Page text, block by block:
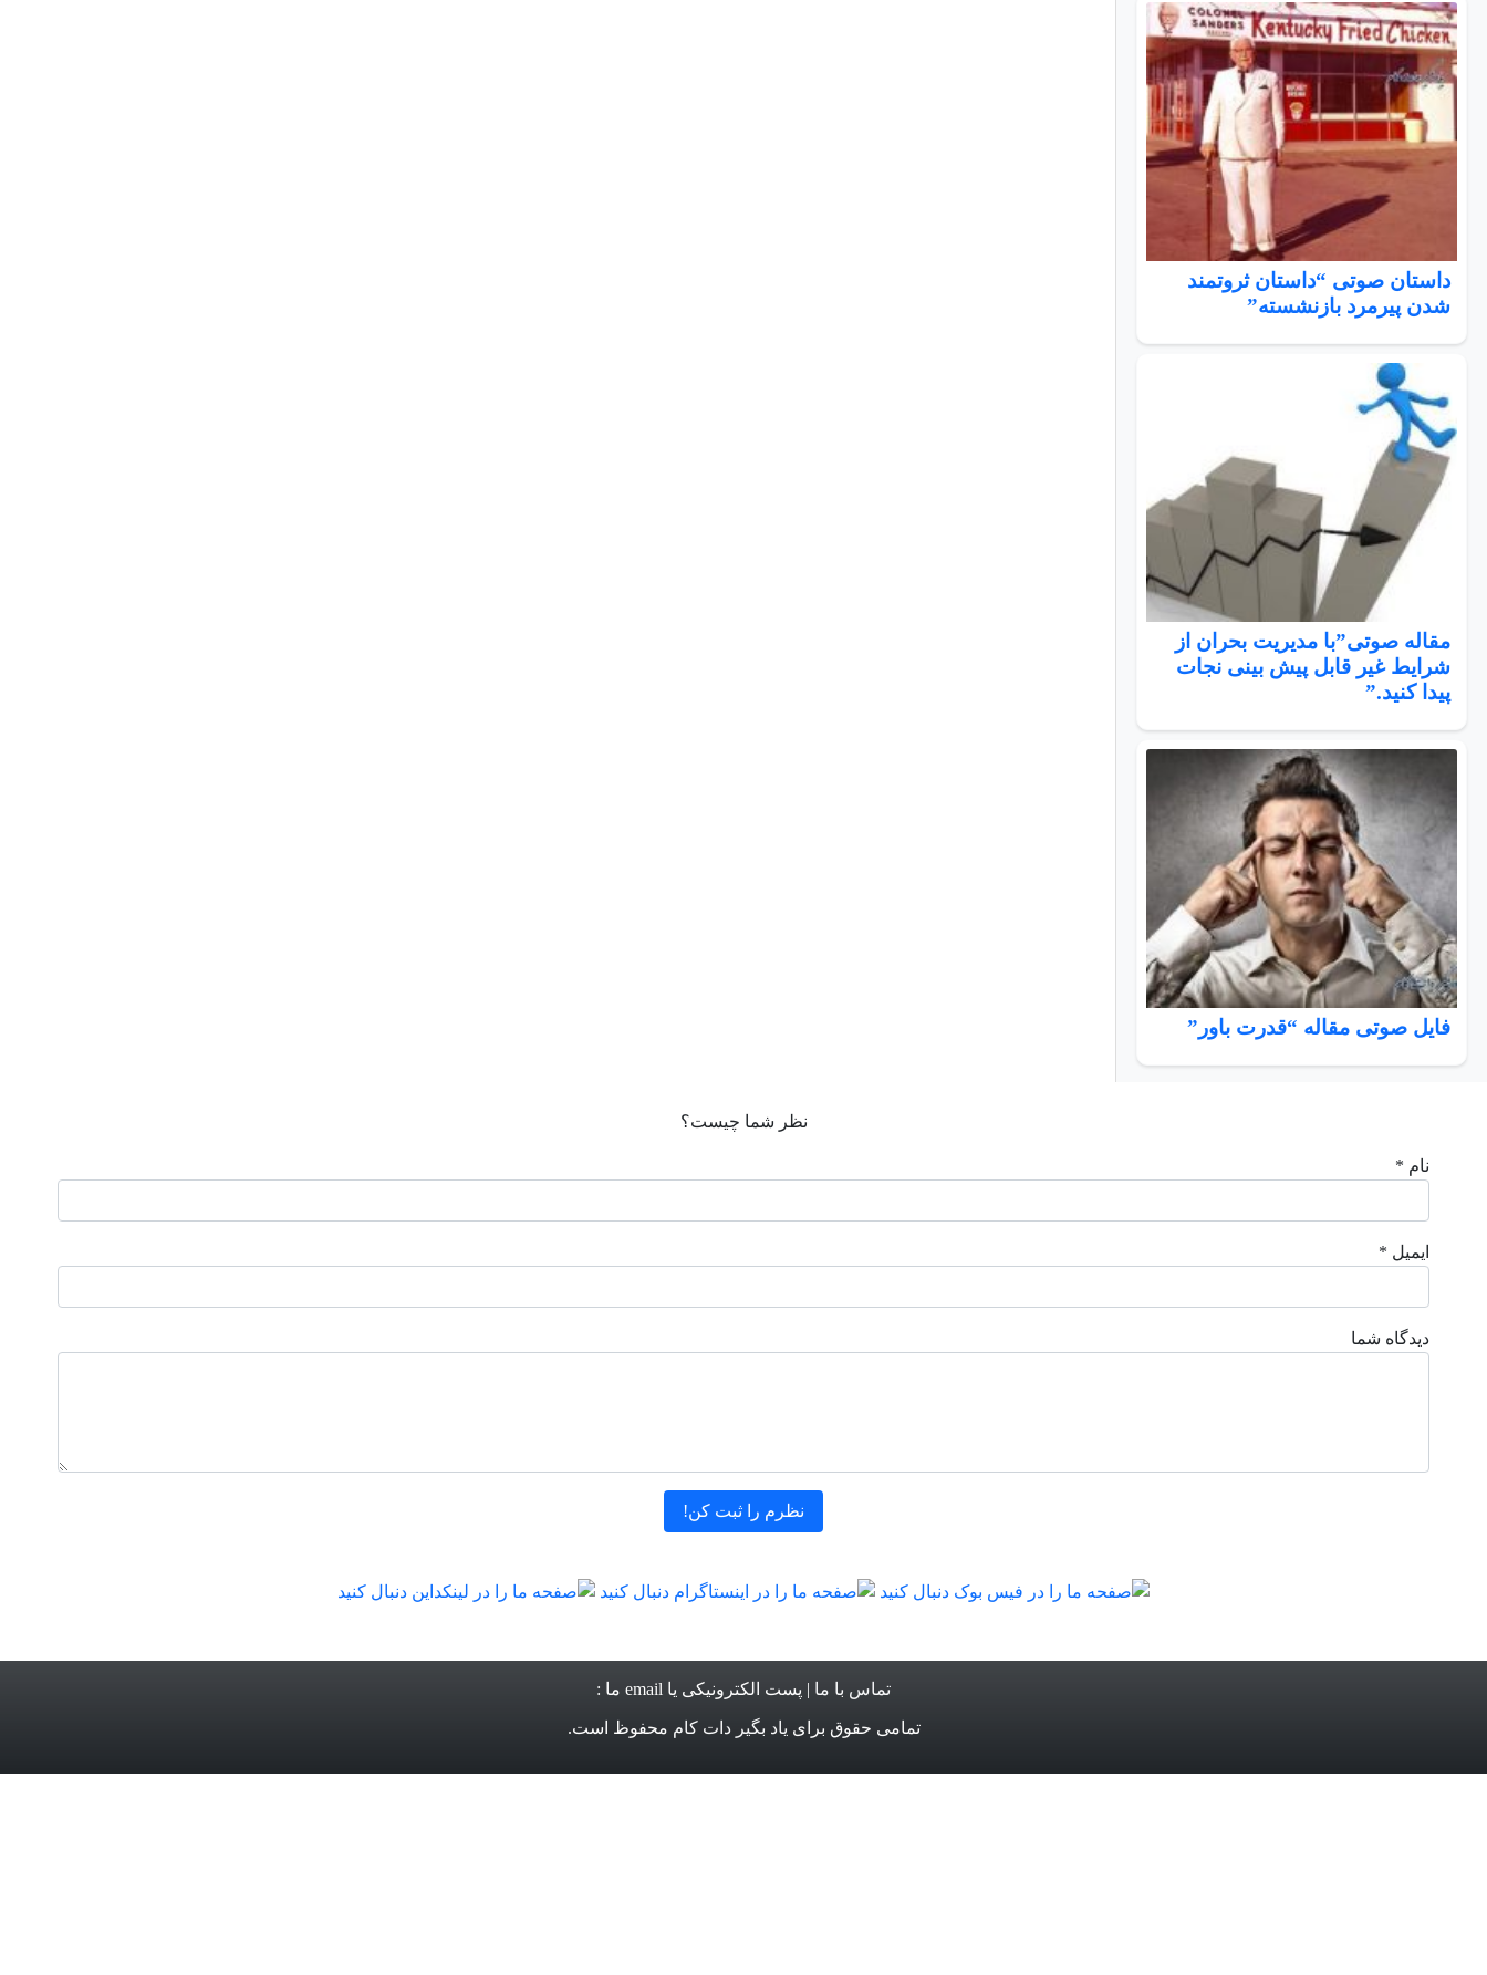
داستان صوتی “داستان ثروتمند
شدن پیرمرد بازنشسته”
مقاله صوتی”با مدیریت بحران از
شرایط غیر قابل پیش بینی نجات
پیدا کنید.”
فایل صوتی مقاله “قدرت باور”
نظر شما چیست؟
نام *
ایمیل *
دیدگاه شما
تماس با ما | پست الکترونیکی یا email ما :
تمامی حقوق برای یاد بگیر دات کام محفوظ است.